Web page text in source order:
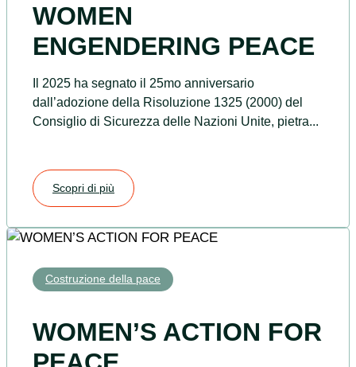
WOMEN
ENGENDERING PEACE
Il 2025 ha segnato il 25mo anniversario
dall’adozione della Risoluzione 1325 (2000) del
Consiglio di Sicurezza delle Nazioni Unite, pietra...
Scopri di più
Costruzione della pace
WOMEN’S ACTION FOR